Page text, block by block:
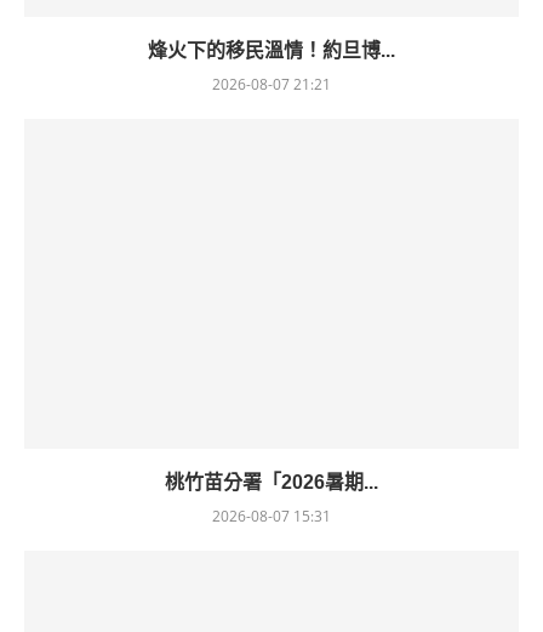
烽火下的移民溫情！約旦博...
2026-08-07 21:21
桃竹苗分署「2026暑期...
2026-08-07 15:31